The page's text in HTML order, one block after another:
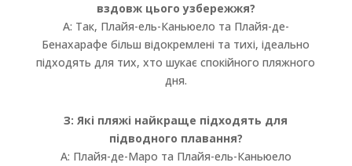
вздовж цього узбережжя?
A: Так, Плайя-ель-Каньюело та Плайя-де-
Бенахарафе більш відокремлені та тихі, ідеально
підходять для тих, хто шукає спокійного пляжного
дня.
З: Які пляжі найкраще підходять для
підводного плавання?
A: Плайя-де-Маро та Плайя-ель-Каньюело